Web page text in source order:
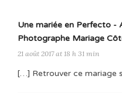
Une mariée en Perfecto -
Photographe Mariage
21 août 2017 at 18 h 31 min
[…] Retrouver ce mariage